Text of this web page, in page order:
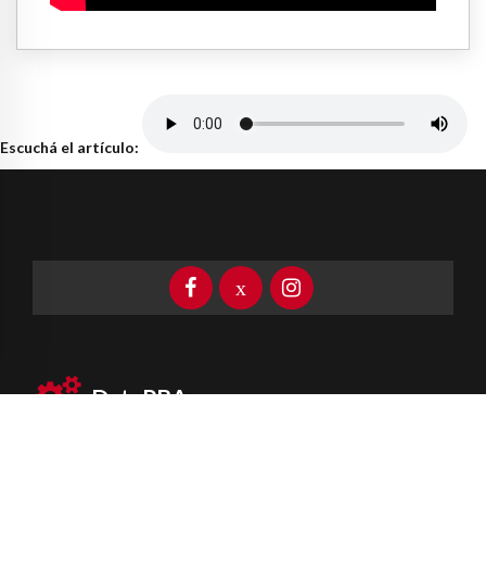
Escuchá el artículo:
DataPBA